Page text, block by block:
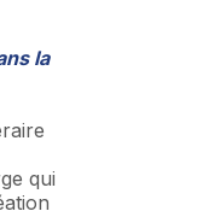
la
qui